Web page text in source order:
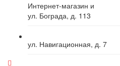
Интернет-магазин и
ул. Бограда, д. 113
ул. Навигационная, д. 7